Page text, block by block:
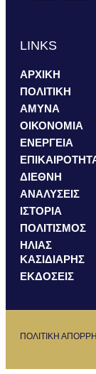
LINKS
ΑΡΧΙΚΗ
ΠΟΛΙΤΙΚΗ
ΑΜΥΝΑ
ΟΙΚΟΝΟΜΙΑ
ΕΝΕΡΓΕΙΑ
ΔΙΕΘΝΗ
ΑΝΑΛΥΣΕΙΣ
ΙΣΤΟΡΙΑ
ΠΟΛΙΤΙΣΜΟΣ
ΗΛΙΑΣ
ΚΑΣΙΔΙΑΡΗΣ
ΕΚΔΟΣΕΙΣ
ΠΟΛΙΤΙΚΗ